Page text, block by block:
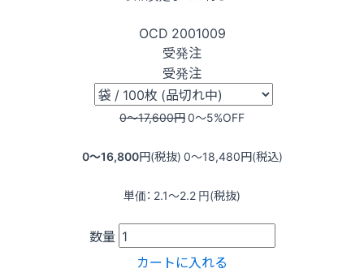
OCD 2001009
受発注
受発注
0〜17,600円0〜5%OFF
0〜16,800円(税抜) 0〜18,480円(税込)
単価： 2.1〜2.2 円(税抜)
数量
カートに入れる